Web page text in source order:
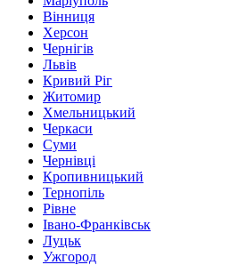
Вінниця
Херсон
Чернігів
Львів
Кривий Ріг
Житомир
Хмельницький
Черкаси
Суми
Чернівці
Кропивницький
Тернопіль
Рівне
Івано-Франківськ
Луцьк
Ужгород